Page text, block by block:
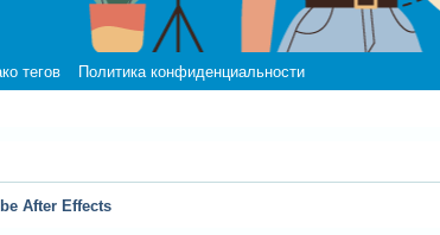
тегов Политика конфиденциальности
After Effects